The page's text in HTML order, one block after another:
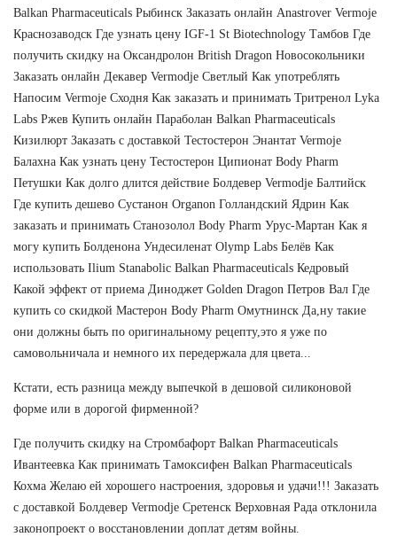
Balkan Pharmaceuticals Рыбинск Заказать онлайн Anastrover Vermoje
Краснозаводск Где узнать цену IGF-1 St Biotechnology Тамбов Где
получить скидку на Оксандролон British Dragon Новосокольники
Заказать онлайн Декавер Vermodje Светлый Как употреблять
Напосим Vermoje Сходня Как заказать и принимать Тритренол Lyka
Labs Ржев Купить онлайн Параболан Balkan Pharmaceuticals
Кизилюрт Заказать с доставкой Тестостерон Энантат Vermoje
Балахна Как узнать цену Тестостерон Ципионат Body Pharm
Петушки Как долго длится действие Болдевер Vermodje Балтийск
Где купить дешево Сустанон Organon Голландский Ядрин Как
заказать и принимать Станозолол Body Pharm Урус-Мартан Как я
могу купить Болденона Ундесиленат Olymp Labs Белёв Как
использовать Ilium Stanabolic Balkan Pharmaceuticals Кедровый
Какой эффект от приема Диноджет Golden Dragon Петров Вал Где
купить со скидкой Мастерон Body Pharm Омутнинск Да,ну такие
они должны быть по оригинальному рецепту,это я уже по
самовольничала и немного их передержала для цвета...
Кстати, есть разница между выпечкой в дешовой силиконовой
форме или в дорогой фирменной?
Где получить скидку на Стромбафорт Balkan Pharmaceuticals
Ивантеевка Как принимать Тамоксифен Balkan Pharmaceuticals
Кохма Желаю ей хорошего настроения, здоровья и удачи!!! Заказать
с доставкой Болдевер Vermodje Сретенск Верховная Рада отклонила
законопроект о восстановлении доплат детям войны.